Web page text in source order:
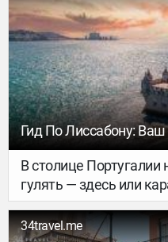
основном туристы из
фуникулеры в городе
власти, прокуратура,
ведомства проводят
случилось? И что
историческими
Гид По Лиссабону:
В столице Португалии
гулять — здесь или
скатываешься вниз.
булыжникам, солнце
34travel.me